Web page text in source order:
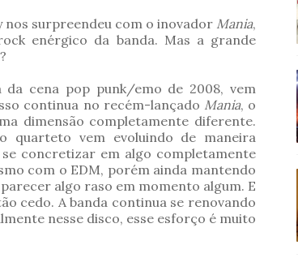
nos surpreendeu com o inovador Mania,
enérgico da banda. Mas a grande
cena pop punk/emo de 2008, vem
continua no recém-lançado Mania, o
dimensão completamente diferente.
vem evoluindo de maneira
concretizar em algo completamente
com o EDM, porém ainda mantendo
algo raso em momento algum. E
cedo. A banda continua se renovando
nesse disco, esse esforço é muito